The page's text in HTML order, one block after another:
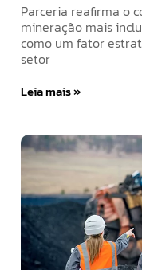
Parceria reafirma o
mineração mais
como um fator
setor
Leia mais »